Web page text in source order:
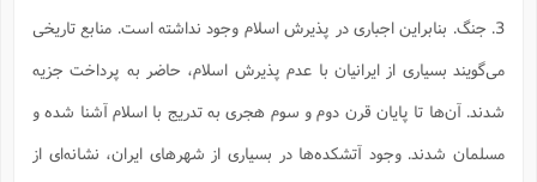
3. جنگ. بنابراین اجباری در پذیرش اسلام وجود نداشته است. منابع تاریخی
می‌گویند بسیاری از ایرانیان با عدم پذیرش اسلام، حاضر به پرداخت جزیه
شدند. آن‌ها تا پایان قرن دوم و سوم هجری به تدریج با اسلام آشنا شده و
مسلمان شدند. وجود آتشکده‌ها در بسیاری از شهرهای ایران، نشانه‌ای از